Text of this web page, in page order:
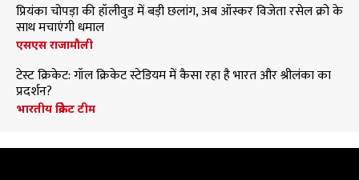
प्रियंका चोपड़ा की हॉलीवुड में बड़ी छलांग, अब ऑस्कर विजेता रसेल क्रो के
साथ मचाएंगी धमाल
एसएस राजामौली
टेस्ट क्रिकेट: गॉल क्रिकेट स्टेडियम में कैसा रहा है भारत और श्रीलंका का
प्रदर्शन?
भारतीय क्रिकेट टीम